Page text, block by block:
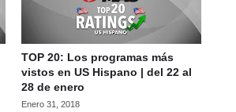
TOP 20: Los programas más
vistos en US Hispano | del 22 al
28 de enero
Enero 31, 2018